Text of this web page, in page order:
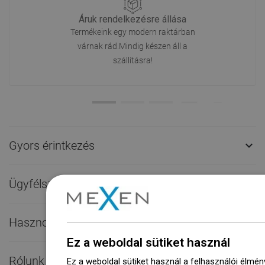
Áruk rendelkezésre állása
Termékeink egy modern raktárban
várnak rád.Mindig készen áll a
szállításra!
Gyors érintkezés 
Ügyfélszolgálat
Hasznos linkek 
Rólunk 
Ez a weboldal sütiket használ
Ez a weboldal sütiket használ a felhasználói